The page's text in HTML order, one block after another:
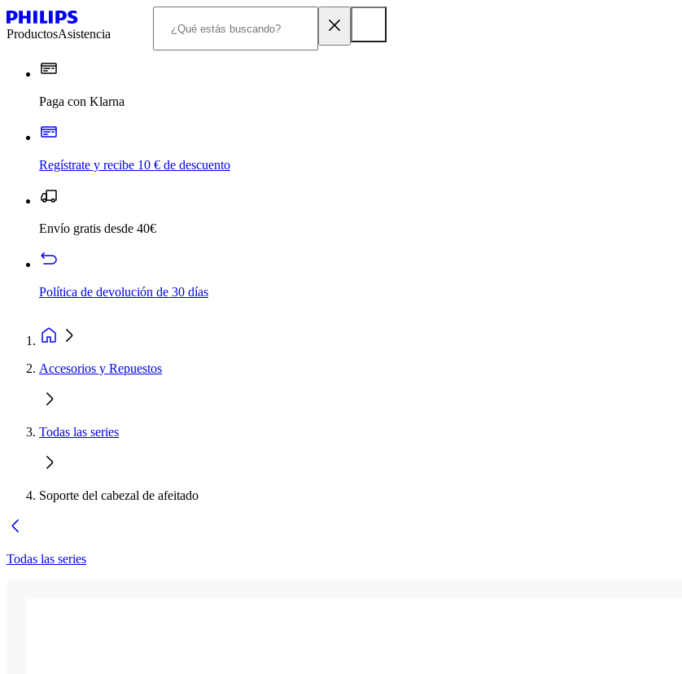
ProductosAsistencia
Paga con Klarna
Regístrate y recibe 10 € de descuento
Envío gratis desde 40€
Política de devolución de 30 días
Accesorios y Repuestos
Todas las series
Soporte del cabezal de afeitado
Todas las series